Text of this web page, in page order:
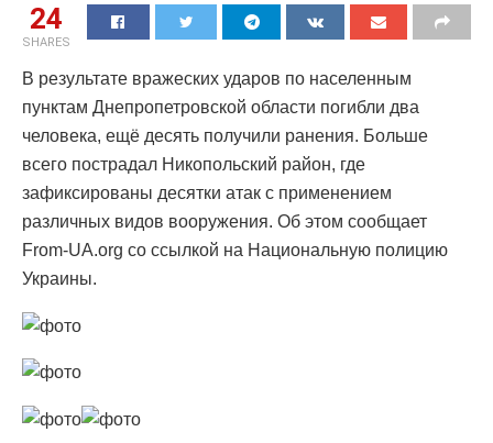
24
SHARES
В результате вражеских ударов по населенным
пунктам Днепропетровской области погибли два
человека, ещё десять получили ранения. Больше
всего пострадал Никопольский район, где
зафиксированы десятки атак с применением
различных видов вооружения. Об этом сообщает
From-UA.org со ссылкой на Национальную полицию
Украины.